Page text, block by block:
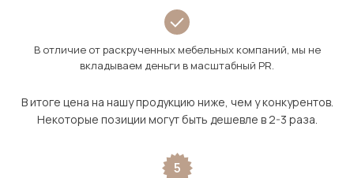
В отличие от раскрученных мебельных компаний, мы не
вкладываем деньги в масштабный PR.
В итоге цена на нашу продукцию ниже, чем у конкурентов.
Некоторые позиции могут быть дешевле в 2-3 раза.
5